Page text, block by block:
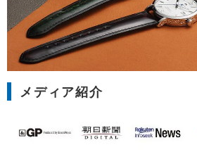
メディア紹介